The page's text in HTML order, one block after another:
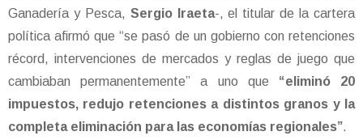
Ganadería y Pesca, Sergio Iraeta-, el titular de la cartera
política afirmó que “se pasó de un gobierno con retenciones
récord, intervenciones de mercados y reglas de juego que
cambiaban permanentemente” a uno que “eliminó 20
impuestos, redujo retenciones a distintos granos y la
completa eliminación para las economías regionales”.